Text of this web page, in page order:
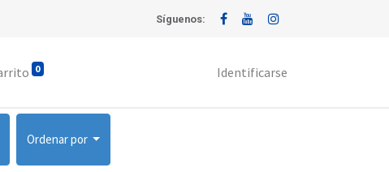
Síguenos:
0 Identificarse
Ordenar por